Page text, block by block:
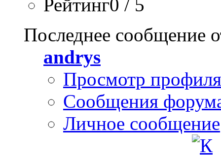
Рейтинг0 / 5
Последнее сообщение
andrys
Просмотр профиля
Сообщения
Личное сообщение